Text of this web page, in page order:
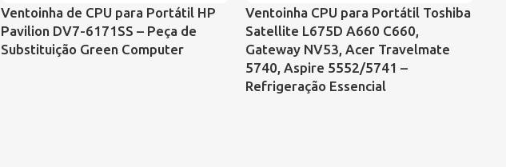
Ventoinha de CPU para Portátil HP
Pavilion DV7-6171SS – Peça de
Substituição Green Computer
Ventoinha CPU para Portátil Toshiba
Satellite L675D A660 C660,
Gateway NV53, Acer Travelmate
5740, Aspire 5552/5741 –
Refrigeração Essencial